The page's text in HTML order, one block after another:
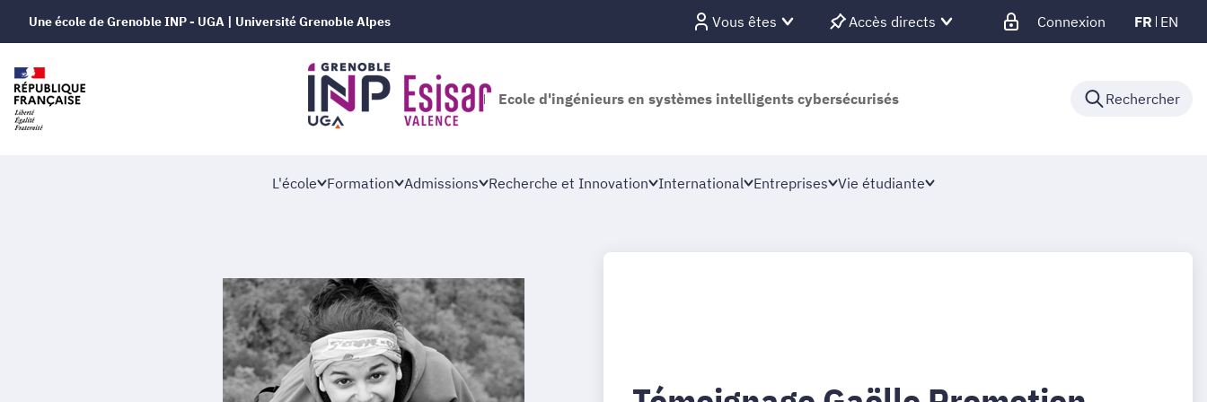
Une école de Grenoble INP - UGA | Université Grenoble Alpes Vous êtes Accès directs Connexion FR EN
Ecole d'ingénieurs en systèmes intelligents cybersécurisés Rechercher
L'école Formation Admissions Recherche et Innovation International Entreprises Vie étudiante